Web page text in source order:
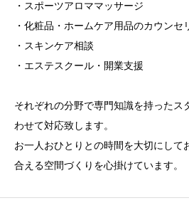
・スポーツアロママッサージ
・化粧品・ホームケア用品のカウンセ
・スキンケア相談
・エステスクール・開業支援
それぞれの分野で専門知識を持ったス
わせて対応致します。
お一人おひとりとの時間を大切にして
合える空間づくりを心掛けています。